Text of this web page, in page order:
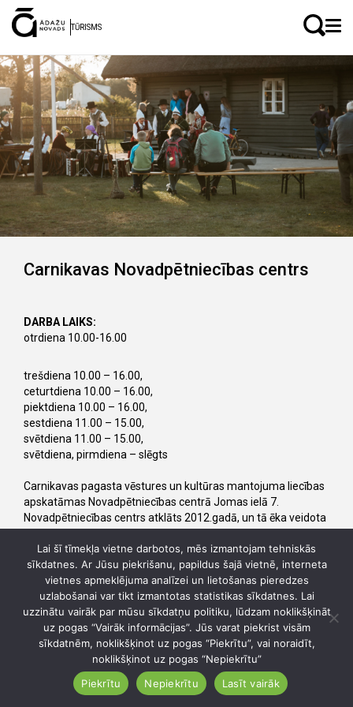
TŪRISMS
LV EN
Carnikavas Novadpētniecības centrs
DARBA LAIKS:
otrdiena 10.00-16.00
trešdiena 10.00 – 16.00,
ceturtdiena 10.00 – 16.00,
piektdiena 10.00 – 16.00,
sestdiena 11.00 – 15.00,
svētdiena 11.00 – 15.00,
svētdiena, pirmdiena – slēgts
Carnikavas pagasta vēstures un kultūras mantojuma liecības
apskatāmas Novadpētniecības centrā Jomas ielā 7.
Novadpētniecības centrs atklāts 2012.gadā, un tā ēka veidota
zvejnieka un pārcēlāja mājai “Cēlāji”. Gar jūras līci senāk gāja
zemes ceļš no Rīgas uz Pērnavu, un pie “Cēlājiem” bija viena
no trim nozīmīgākajām Gaujas lejteces pārceltuvēm. Šīs
mājas iemītnieki pasažierus un kravas pāri upei pārvadāja līdz
pat 19.gs. beigām. Ēkas oriģināls tika novērtēts kā izcils 19.gs.
Vidzemes zvejnieku dzīvojamās mājas paraugs, un
1966.gadā to pārveda uz Latvijas Etnogrāfisko brīvdabas
muzeju. Carnikavas Novadpētniecības centrs piedāvā:
Carnikavas pagasta vēstures un zvejas tradīciju
Lai šī tīmekļa vietne darbotos, mēs izmantojam tehniskās
sīkdatnes. Ar Jūsu piekrišanu, papildus šajā vietnē, interneta
vietnes apmeklējuma analīzei un lietošanas pieredzes
uzlabošanai var tikt izmantotas statistikas sīkdatnes. Lai
uzzinātu vairāk par mūsu sīkdatņu politiku, lūdzam noklikšķināt
uz pogas “Vairāk informācijas”. Jūs varat piekrist visām
sīkdatnēm, noklikšķinot uz pogas “Piekrītu”, vai noraidīt,
noklikšķinot uz pogas “Nepiekrītu”
Piekrītu
Nepiekrītu Lasīt vairāk